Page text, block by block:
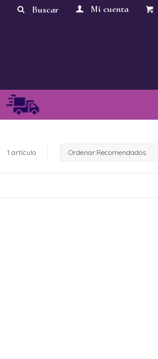
1 artículo Recomendados